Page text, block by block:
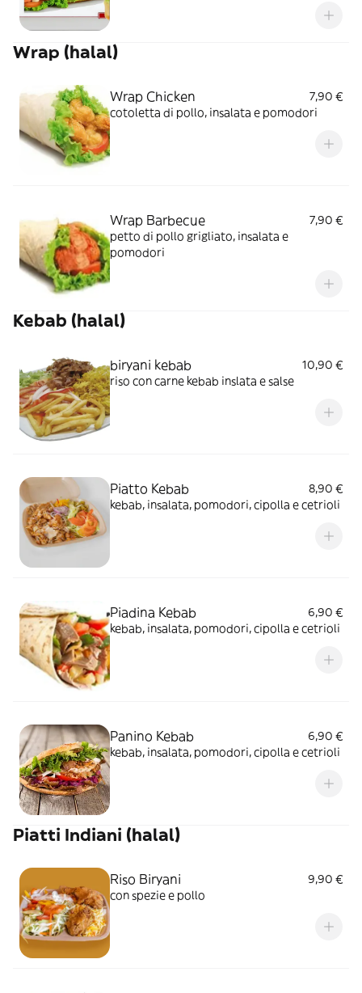
Wrap (halal)
Wrap Chicken
7,90 €
cotoletta di pollo, insalata e pomodori
Wrap Barbecue
7,90 €
petto di pollo grigliato, insalata e
pomodori
Kebab (halal)
biryani kebab
10,90 €
riso con carne kebab inslata e salse
Piatto Kebab
8,90 €
kebab, insalata, pomodori, cipolla e cetrioli
Piadina Kebab
6,90 €
kebab, insalata, pomodori, cipolla e cetrioli
Panino Kebab
6,90 €
kebab, insalata, pomodori, cipolla e cetrioli
Piatti Indiani (halal)
Riso Biryani
9,90 €
con spezie e pollo